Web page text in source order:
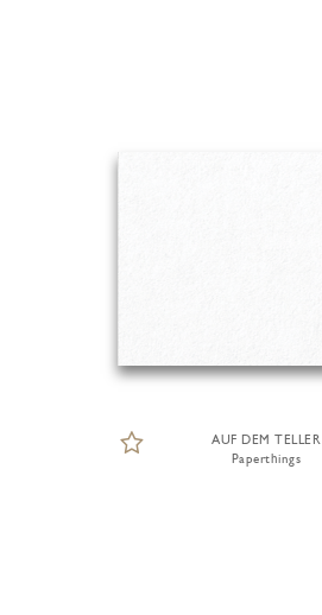
AUF DEM TELLER
Paperthings